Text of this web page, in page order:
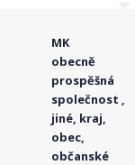
MK
obecně
prospěšná
společnost ,
jiné, kraj,
obec,
občanské